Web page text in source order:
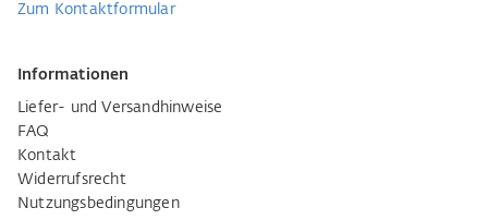
Zum Kontaktformular
Informationen
Liefer- und Versandhinweise
FAQ
Kontakt
Widerrufsrecht
Nutzungsbedingungen